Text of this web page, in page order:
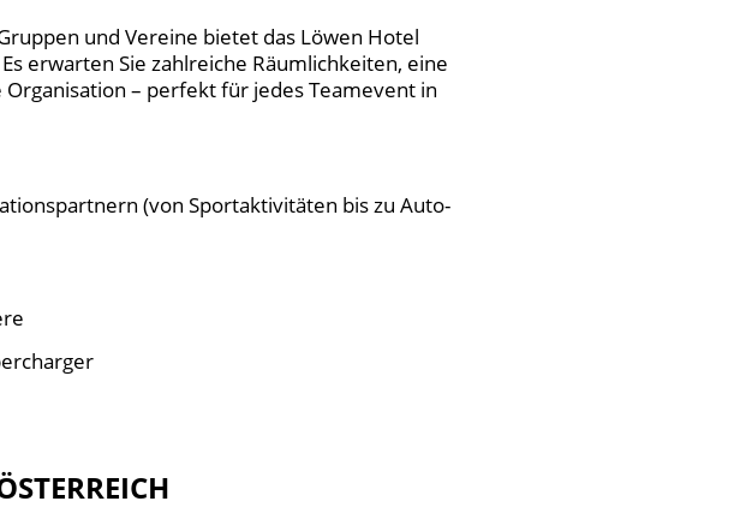
und Vereine bietet das Löwen Hotel
erwarten Sie zahlreiche Räumlichkeiten, eine
– perfekt für jedes Teamevent in
(von Sportaktivitäten bis zu Auto-